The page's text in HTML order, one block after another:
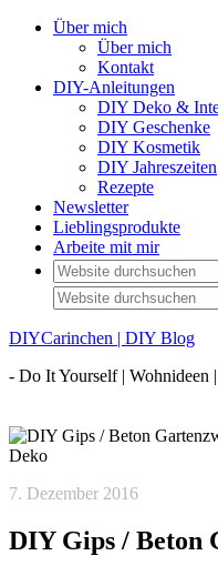
Über mich
Über mich
Kontakt
DIY-Anleitungen
DIY Deko &
DIY Geschenke
DIY Kosmetik
DIY Jahreszeiten
Rezepte
Newsletter
Lieblingsprodukte
Arbeite mit mir
DIYCarinchen | DIY Blog
- Do It Yourself | Wohnideen
7. Dezember 2016
DIY Gips / Beton